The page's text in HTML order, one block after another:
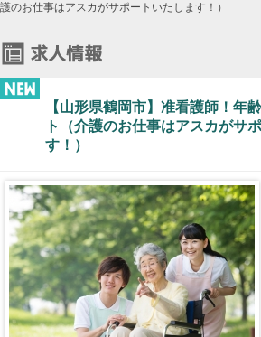
護のお仕事はアスカがサポートいたします！）
【山形県鶴岡市】准看護師！年
ト（介護のお仕事はアスカがサ
す！）